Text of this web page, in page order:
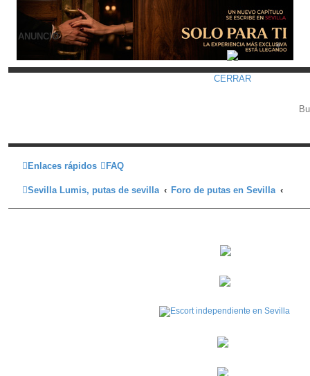
Enlaces rápidos FAQ
Sevilla Lumis, putas de sevilla Foro de putas en Sevilla
ANUNCIO
CERRAR